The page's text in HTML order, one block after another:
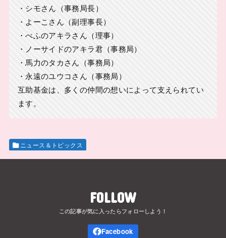
・シモさん（事務局長）
・よーこさん（副理事長）
・べふのアキラさん（理事）
・ノーサイドのアキラ君（事務局）
・馬力のタカさん（事務局）
・永遠のユウコさん（事務局）
互助基金は、多くの仲間の想いによって支えられてい
ます。
ニュース＆トピックス
FOLLOW